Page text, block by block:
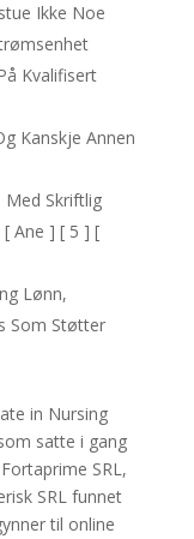
Ikke Noe
Kvalifisert
Kanskje Annen
Skriftlig
Ane ] [ 5 ] [
Lønn,
Som Støtter
in Nursing
satte i gang
SRL,
SRL funnet
til online